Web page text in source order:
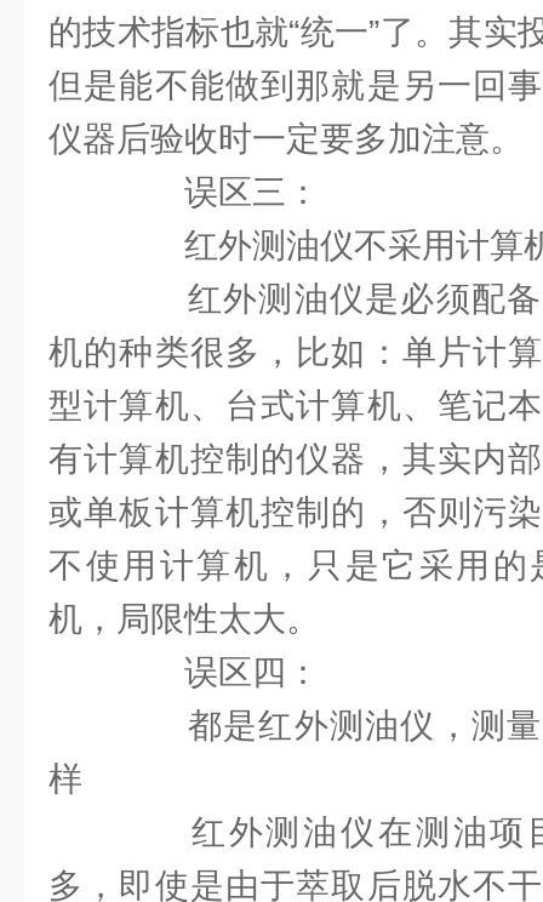
的技术指标也就“统一”了。其实
但是能不能做到那就是另一回
仪器后验收时一定要多加注意。
误区三：
红外测油仪不采用计算
红外测油仪是必须配备
机的种类很多，比如：单片计
型计算机、台式计算机、笔记
有计算机控制的仪器，其实内
或单板计算机控制的，否则污
不使用计算机，只是它采用的
机，局限性太大。
误区四：
都是红外测油仪，测量
样
红外测油仪在测油项
多，即使是由于萃取后脱水不